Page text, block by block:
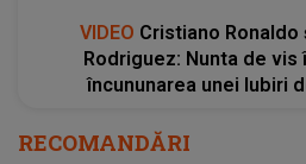
VIDEO Cristiano Ronaldo
Rodriguez: Nunta de vis
încununarea unei Iubiri
RECOMANDĂRI